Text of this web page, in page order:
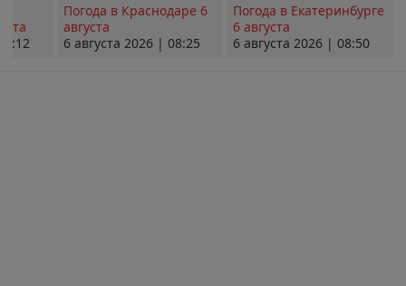
Погода в Краснодаре 6
августа
6 августа 2026 | 08:25
Погода в Екатеринбурге
6 августа
6 августа 2026 | 08:50